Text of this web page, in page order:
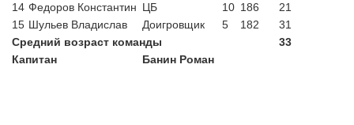
14 Федоров Константин ЦБ 10 186
21
15 Шульев Владислав Доигровщик 5 182
31
Средний возраст команды
33
Капитан
Банин Роман